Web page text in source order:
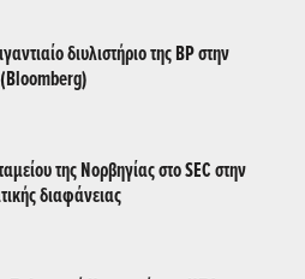
διυλιστήριο της BP στην
(Βloomberg)
της Νορβηγίας στο SEC στην
διαφάνειας